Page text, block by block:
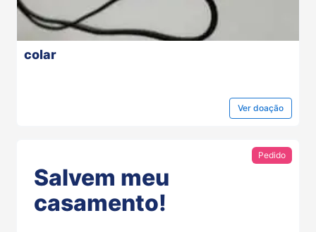
colar
Ver doação
Pedido
Salvem meu
casamento!